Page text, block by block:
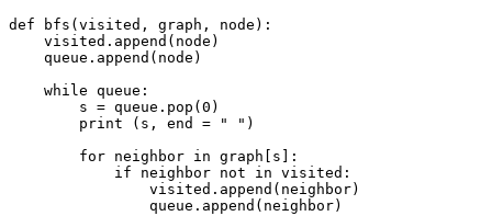
def bfs(visited, graph, node):
                queue.append(neighbor)